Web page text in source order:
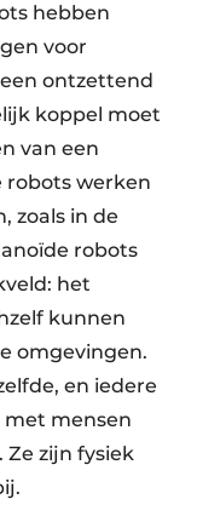
hebben
voor
ontzettend
koppel moet
van een
robots werken
zoals in de
robots
het
kunnen
omgevingen.
en iedere
met mensen
zijn fysiek